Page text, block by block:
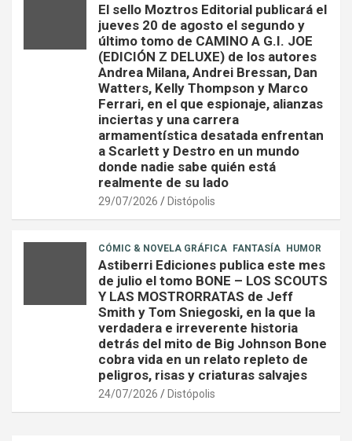
El sello Moztros Editorial publicará el
jueves 20 de agosto el segundo y
último tomo de CAMINO A G.I. JOE
(EDICIÓN Z DELUXE) de los autores
Andrea Milana, Andrei Bressan, Dan
Watters, Kelly Thompson y Marco
Ferrari, en el que espionaje, alianzas
inciertas y una carrera
armamentística desatada enfrentan
a Scarlett y Destro en un mundo
donde nadie sabe quién está
realmente de su lado
29/07/2026 Distópolis
CÓMIC & NOVELA GRÁFICA FANTASÍA HUMOR
Astiberri Ediciones publica este mes
de julio el tomo BONE – LOS SCOUTS
Y LAS MOSTRORRATAS de Jeff
Smith y Tom Sniegoski, en la que la
verdadera e irreverente historia
detrás del mito de Big Johnson Bone
cobra vida en un relato repleto de
peligros, risas y criaturas salvajes
24/07/2026 Distópolis